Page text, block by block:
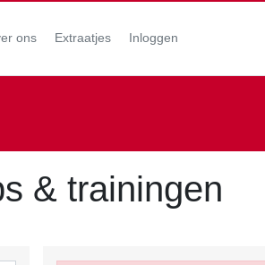
ons Extraatjes Inloggen
& trainingen